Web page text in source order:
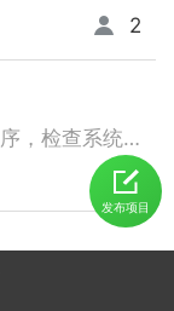
2
网站更新，当天工作，验收付费，写程序，检查系统，更新资料库，按发现问题及时处理，写新的广州话A l软件
5
发布项目